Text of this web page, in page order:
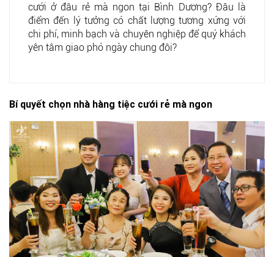
cưới ở đâu rẻ mà ngon tại Bình Dương? Đâu là
điểm đến lý tưởng có chất lượng tương xứng với
chi phí, minh bạch và chuyên nghiệp để quý khách
yên tâm giao phó ngày chung đôi?
Bí quyết chọn nhà hàng tiệc cưới rẻ mà ngon